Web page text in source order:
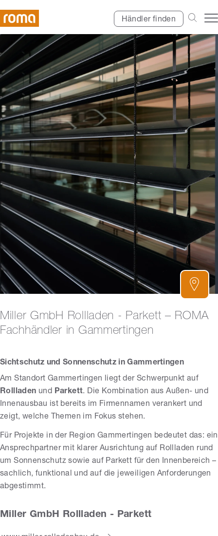
Händler finden
Miller GmbH Rollladen - Parkett – ROMA
Fachhändler in Gammertingen
Sichtschutz und Sonnenschutz in Gammertingen
Am Standort Gammertingen liegt der Schwerpunkt auf
Rollladen und Parkett. Die Kombination aus Außen- und
Innenausbau ist bereits im Firmennamen verankert und
zeigt, welche Themen im Fokus stehen.
Für Projekte in der Region Gammertingen bedeutet das: ein
Ansprechpartner mit klarer Ausrichtung auf Rollladen rund
um Sonnenschutz sowie auf Parkett für den Innenbereich –
sachlich, funktional und auf die jeweiligen Anforderungen
abgestimmt.
Miller GmbH Rollladen - Parkett